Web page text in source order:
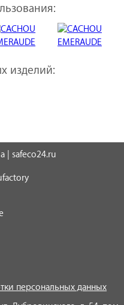
изделий:
| safeco24.ru
персональных данных